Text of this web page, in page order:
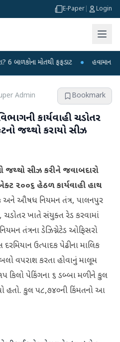
E-Paper Login
મોતથી ફફડાટ ● હવામાન વિભાગે 18
Admin Bookmark
કાર્યવાહી ચડોતર
જથ્થો કરાયો સીઝ
જથ્થો સીઝ કરીને જવાબદારો
૨૦૦૬ હેઠળ કાર્યવાહી હાથ
અને ઔષધ નિયમન તંત્ર, પાલનપુર
ચડોતર ખાતે સંયુક્ત રેડ કરવામાં
તંત્રના ડેઝિગ્નેટેડ ઓફિસરો
ઉત્પાદક પેઢીના માલિક
વપરાશ કરતા હોવાનું માલૂમ
કિલો પેકિંગના ૬ ડબ્બા મળીને કુલ
હતો. કુલ ૫૮,૭૪૦ની કિંમતનો આ